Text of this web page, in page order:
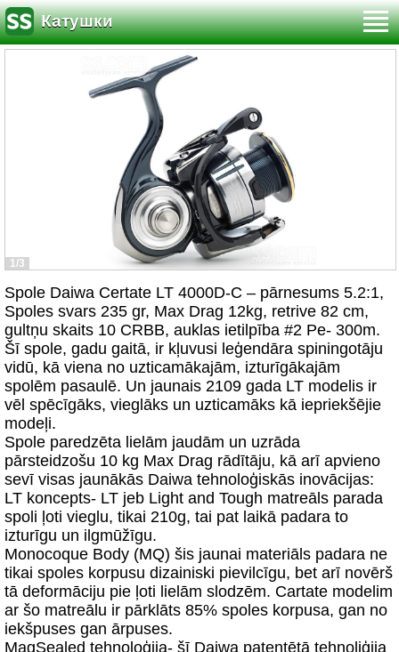
Катушки
1/3
Spole Daiwa Certate LT 4000D-C – pārnesums 5.2:1,
Spoles svars 235 gr, Max Drag 12kg, retrive 82 cm,
gultņu skaits 10 CRBB, auklas ietilpība #2 Pe- 300m.
Šī spole, gadu gaitā, ir kļuvusi leģendāra spiningotāju
vidū, kā viena no uzticamākajām, izturīgākajām
spolēm pasaulē. Un jaunais 2109 gada LT modelis ir
vēl spēcīgāks, vieglāks un uzticamāks kā iepriekšējie
modeļi.
Spole paredzēta lielām jaudām un uzrāda
pārsteidzošu 10 kg Max Drag rādītāju, kā arī apvieno
sevī visas jaunākās Daiwa tehnoloģiskās inovācijas:
LT koncepts- LT jeb Light and Tough matreāls parada
spoli ļoti vieglu, tikai 210g, tai pat laikā padara to
izturīgu un ilgmūžīgu.
Monocoque Body (MQ) šis jaunai materiāls padara ne
tikai spoles korpusu dizainiski pievilcīgu, bet arī novērš
tā deformāciju pie ļoti lielām slodzēm. Cartate modelim
ar šo matreālu ir pārklāts 85% spoles korpusa, gan no
iekšpuses gan ārpuses.
MagSealed tehnoloģija- šī Daiwa patentētā tehnoliģija